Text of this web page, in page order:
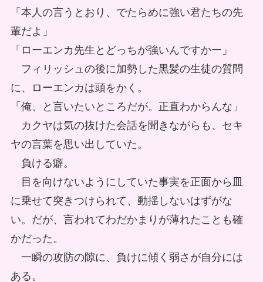
「本人の言うとおり、でたらめに強い君たちの先
輩だよ」
「ローエンカ先生とどっちが強いんですかー」
フィリッシュの後に加勢した黒髪の生徒の質問
に、ローエンカは頭をかく。
「俺、と言いたいところだが。正直わからんな」
カクヤは気の抜けた会話を聞きながらも、セキ
ヤの言葉を思い出していた。
負ける癖。
目を向けないようにしていた事実を正面から皿
に乗せて突きつけられて、動揺しないはずがな
い。だが、言われてわだかまりが薄れたことも確
かだった。
一瞬の攻防の隙に、負けに傾く弱さが自分には
ある。